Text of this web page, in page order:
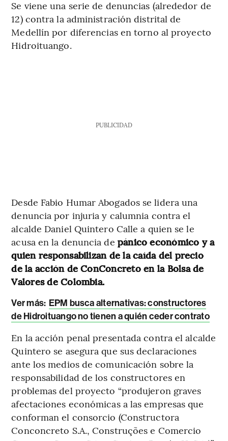
Se viene una serie de denuncias (alrededor de
12) contra la administración distrital de
Medellín por diferencias en torno al proyecto
Hidroituango.
PUBLICIDAD
Desde Fabio Humar Abogados se lidera una
denuncia por injuria y calumnia contra el
alcalde Daniel Quintero Calle a quien se le
acusa en la denuncia de pánico económico y a
quien responsabilizan de la caída del precio
de la acción de ConConcreto en la Bolsa de
Valores de Colombia.
Ver más: EPM busca alternativas: constructores
de Hidroituango no tienen a quién ceder contrato
En la acción penal presentada contra el alcalde
Quintero se asegura que sus declaraciones
ante los medios de comunicación sobre la
responsabilidad de los constructores en
problemas del proyecto “produjeron graves
afectaciones económicas a las empresas que
conforman el consorcio (Constructora
Conconcreto S.A., Construções e Comercio